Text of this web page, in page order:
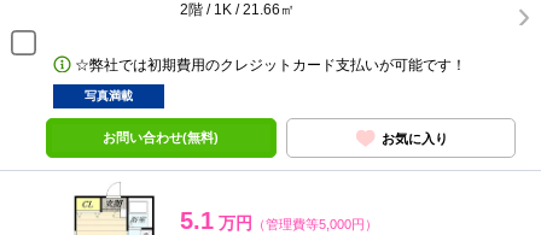
2階 / 1K / 21.66㎡
☆弊社では初期費用のクレジットカード支払いが可能です！
写真満載
お問い合わせ(無料) お気に入り
5.1 万円 （管理費等5,000円）